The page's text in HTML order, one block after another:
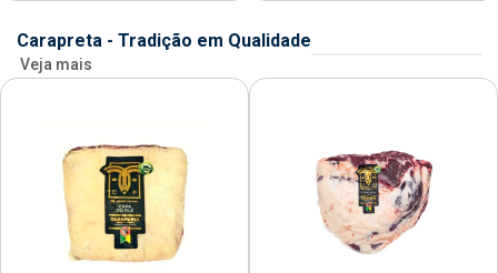
Carapreta - Tradição em Qualidade
Veja mais